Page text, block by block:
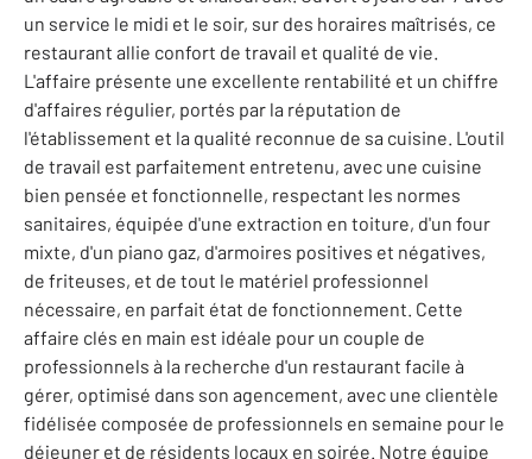
un service le midi et le soir, sur des horaires maîtrisés, ce
restaurant allie confort de travail et qualité de vie.
L'affaire présente une excellente rentabilité et un chiffre
d'affaires régulier, portés par la réputation de
l'établissement et la qualité reconnue de sa cuisine. L'outil
de travail est parfaitement entretenu, avec une cuisine
bien pensée et fonctionnelle, respectant les normes
sanitaires, équipée d'une extraction en toiture, d'un four
mixte, d'un piano gaz, d'armoires positives et négatives,
de friteuses, et de tout le matériel professionnel
nécessaire, en parfait état de fonctionnement. Cette
affaire clés en main est idéale pour un couple de
professionnels à la recherche d'un restaurant facile à
gérer, optimisé dans son agencement, avec une clientèle
fidélisée composée de professionnels en semaine pour le
déjeuner et de résidents locaux en soirée. Notre équipe